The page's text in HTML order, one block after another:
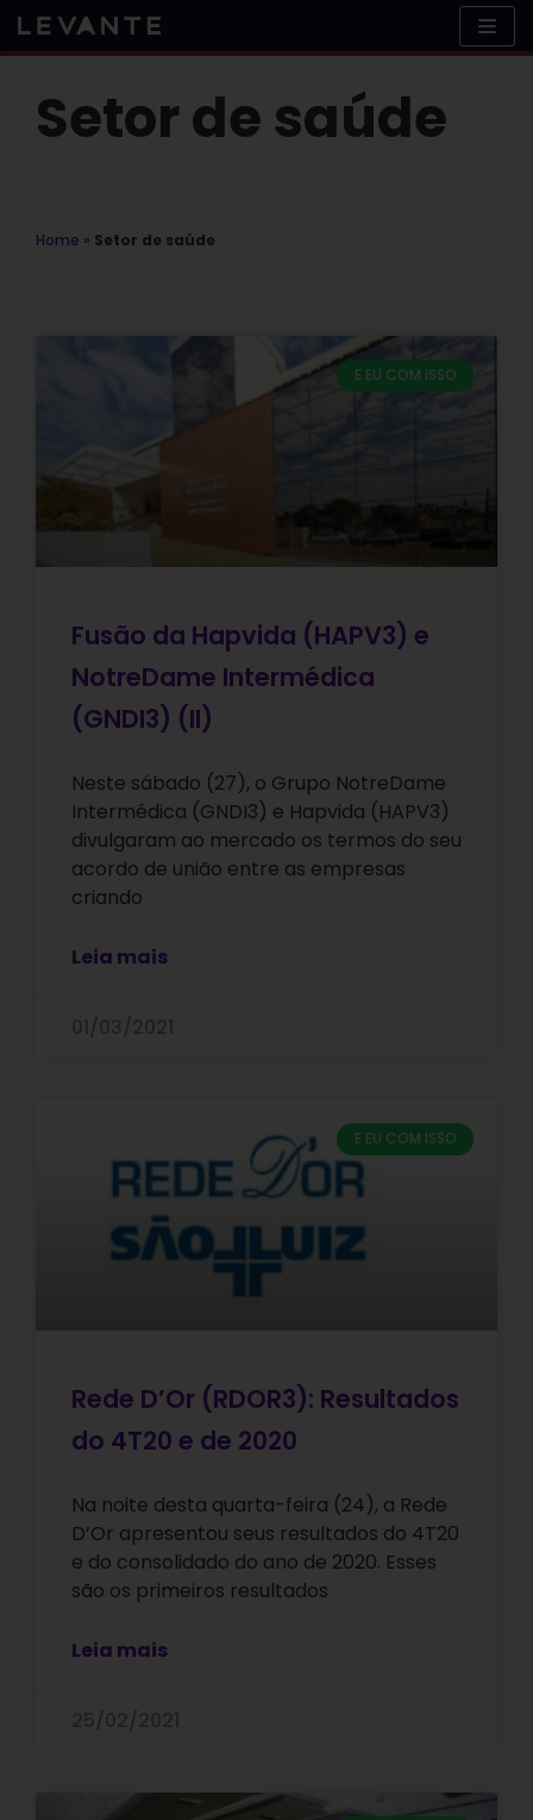
Skip
to
Setor de saúde
Home » Setor de saúde
E EU COM ISSO
Fusão da Hapvida (HAPV3) e
NotreDame Intermédica
(GNDI3) (II)
Neste sábado (27), o Grupo NotreDame
Intermédica (GNDI3) e Hapvida (HAPV3)
divulgaram ao mercado os termos do seu
acordo de união entre as empresas
criando
Leia mais
E EU COM ISSO
Rede D’Or (RDOR3): Resultados
do 4T20 e de 2020
Na noite desta quarta-feira (24), a Rede
D’Or apresentou seus resultados do 4T20
e do consolidado do ano de 2020. Esses
são os primeiros resultados
Leia mais